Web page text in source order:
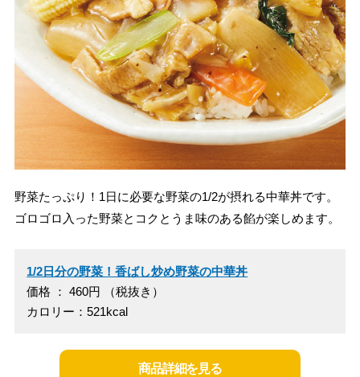
野菜たっぷり！1日に必要な野菜の1/2が摂れる中華丼です。
ゴロゴロ入った野菜とコクとうま味のある餡が楽しめます。
1/2日分の野菜！香ばし炒め野菜の中華丼
価格 ： 460円 （税抜き）
カロリー：521kcal
商品詳細を見る